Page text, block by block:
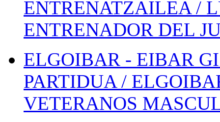
ENTRENATZAILEA /
ENTRENADOR DEL
ELGOIBAR - EIBAR
PARTIDUA /
VETERANOS